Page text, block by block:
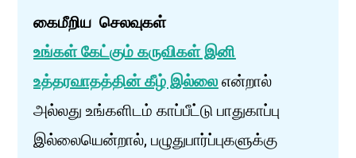
கைமீறிய செலவுகள்
உங்கள் கேட்கும் கருவிகள் இனி
உத்தரவாதத்தின் கீழ் இல்லை என்றால்
அல்லது உங்களிடம் காப்பீட்டு பாதுகாப்பு
இல்லையென்றால், பழுதுபார்ப்புகளுக்கு